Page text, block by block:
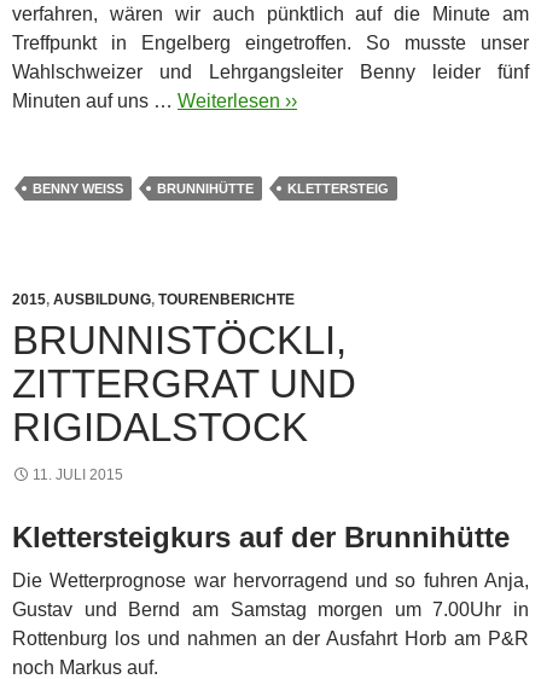
verfahren, wären wir auch pünktlich auf die Minute am
Treffpunkt in Engelberg eingetroffen. So musste unser
Wahlschweizer und Lehrgangsleiter Benny leider fünf
Minuten auf uns … Weiterlesen ››
BENNY WEISS BRUNNIHÜTTE KLETTERSTEIG
2015, AUSBILDUNG, TOURENBERICHTE
BRUNNISTÖCKLI,
ZITTERGRAT UND
RIGIDALSTOCK
11. JULI 2015
Klettersteigkurs auf der Brunnihütte
Die Wetterprognose war hervorragend und so fuhren Anja,
Gustav und Bernd am Samstag morgen um 7.00Uhr in
Rottenburg los und nahmen an der Ausfahrt Horb am P&R
noch Markus auf.